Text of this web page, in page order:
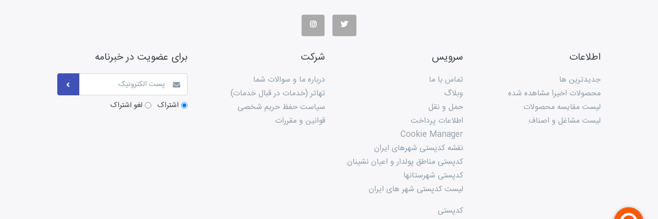
اطلاعات
جدیدترین ها
محصولات اخیرا مشاهده شده
لیست مقایسه محصولات
لیست مشاغل و اصناف
سرویس
تماس با ما
وبلاگ
حمل و نقل
اطلاعات پرداخت
Cookie Manager
نقشه کدپستی شهرهای ایران
کدپستی مناطق پولدار و اعیان نشینان
کدپستی شهرستانها
لیست کدپستی شهر های ایران
کدپستی
شرکت
درباره ما و سوالات شما
تهاتر (خدمات در قبال خدمات)
سیاست حفظ حریم شخصی
قوانین و مقررات
برای عضویت در خبرنامه
اشتراک لغو اشتراک